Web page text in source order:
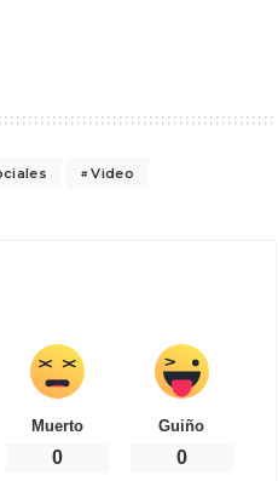
Video
Muerto
0
Guiño
0